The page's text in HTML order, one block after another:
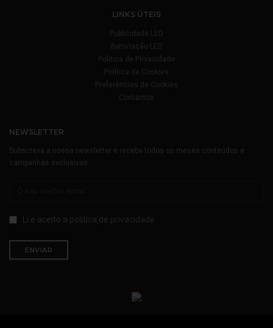
LINKS ÚTEIS
Publicidade LED
Iluminação LED
Política de Privacidade
Política de Cookies
Preferências de Cookies
Contactos
NEWSLETTER
Subscreva a nossa newsletter e receba todos os meses conteúdos e
campanhas exclusivas
Li e aceito a politica de privacidade